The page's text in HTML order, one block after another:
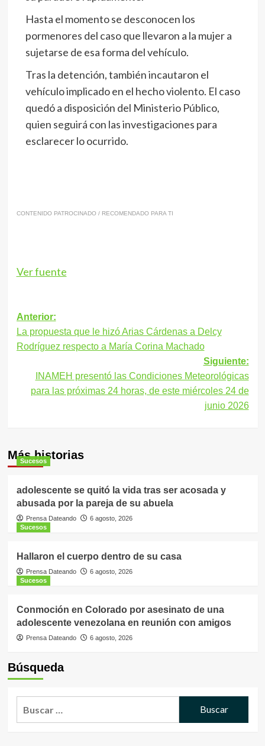
Hasta el momento se desconocen los
pormenores del caso que llevaron a la mujer a
sujetarse de esa forma del vehículo.
Tras la detención, también incautaron el
vehículo implicado en el hecho violento. El caso
quedó a disposición del Ministerio Público,
quien seguirá con las investigaciones para
esclarecer lo ocurrido.
CONTENIDO PATROCINADO / RECOMENDADO PARA TI
Ver fuente
Navegación
de
entradas
Anterior:
La propuesta que le hizó Arias Cárdenas a Delcy
Rodríguez respecto a María Corina Machado
Siguiente:
INAMEH presentó las Condiciones Meteorológicas
para las próximas 24 horas, de este miércoles 24 de
junio 2026
Más historias
Sucesos
adolescente se quitó la vida tras ser acosada y
abusada por la pareja de su abuela
Prensa Dateando
6 agosto, 2026
Sucesos
Hallaron el cuerpo dentro de su casa
Prensa Dateando
6 agosto, 2026
Sucesos
Conmoción en Colorado por asesinato de una
adolescente venezolana en reunión con amigos
Prensa Dateando 6 agosto, 2026
Búsqueda